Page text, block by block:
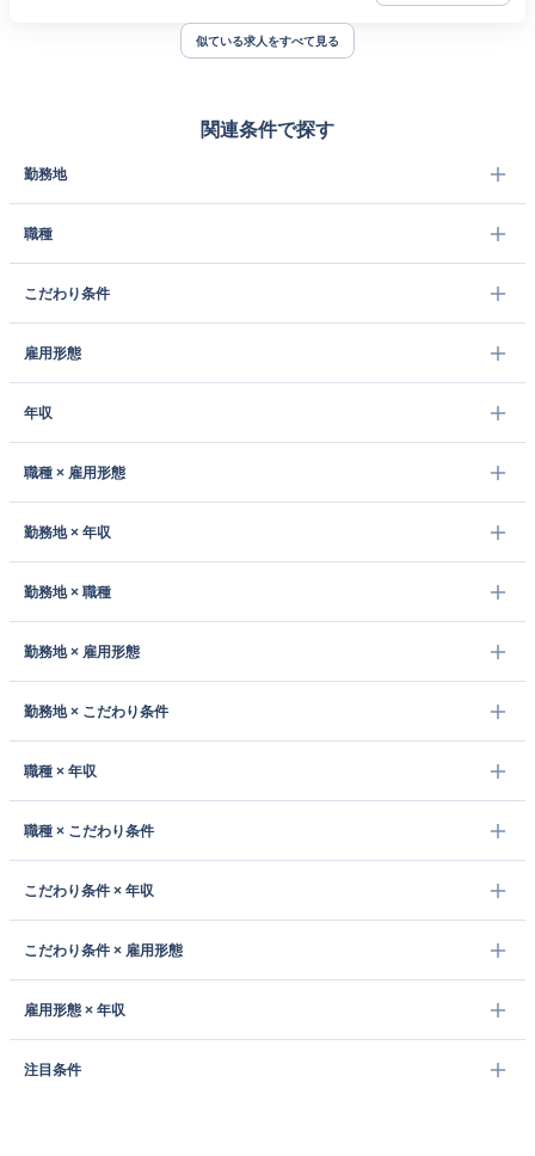
似ている求人をすべて見る
関連条件で探す
勤務地
職種
こだわり条件
雇用形態
年収
職種 × 雇用形態
勤務地 × 年収
勤務地 × 職種
勤務地 × 雇用形態
勤務地 × こだわり条件
職種 × 年収
職種 × こだわり条件
こだわり条件 × 年収
こだわり条件 × 雇用形態
雇用形態 × 年収
注目条件